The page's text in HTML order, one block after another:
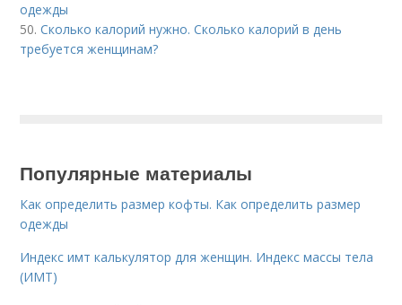
одежды
50.Сколько калорий нужно. Сколько калорий в день
требуется женщинам?
Популярные материалы
Как определить размер кофты. Как определить размер
одежды
Индекс имт калькулятор для женщин. Индекс массы тела
(ИМТ)